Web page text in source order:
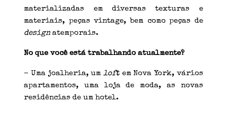
materializadas em diversas texturas e
materiais, peças vintage, bem como peças de
designatemporais.
No que você está trabalhando atualmente?
– Uma joalheria, um loft em Nova York, vários
apartamentos, uma loja de moda, as novas
residências de um hotel.